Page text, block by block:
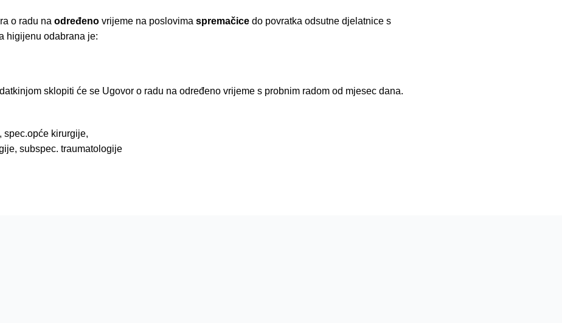
o radu naodređeno vrijeme na poslovimaspremačice do povratka odsutne djelatnice s
higijenu odabrana je:
sklopiti će se Ugovor o radu na određeno vrijeme s probnim radom od mjesec dana.
spec.opće kirurgije,
subspec. traumatologije